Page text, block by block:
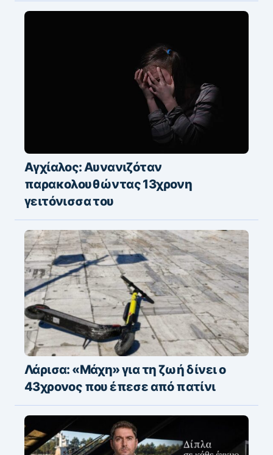
Αγχίαλος: Αυνανιζόταν
παρακολουθώντας 13χρονη
γειτόνισσα του
Λάρισα: «Μάχη» για τη ζωή δίνει ο
43χρονος που έπεσε από πατίνι